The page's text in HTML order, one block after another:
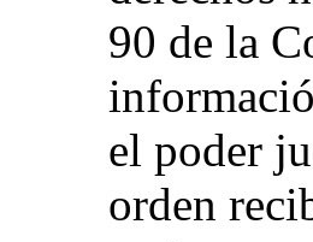
90 de la
el poder
orden